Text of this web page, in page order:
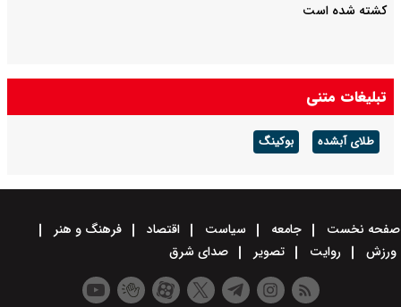
کشته شده است
تبلیغات متنی
طلای آبشده بوکینگ
صفحه نخست جامعه سیاست اقتصاد
فرهنگ و هنر
ورزش
روایت تصویر صدای شرق